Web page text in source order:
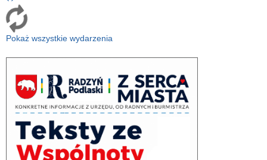
Pokaż wszystkie wydarzenia